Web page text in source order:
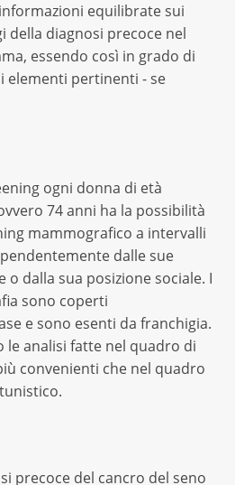
equilibrate sui
della diagnosi precoce nel
essendo così in grado di
elementi pertinenti - se
ogni donna di età
74 anni ha la possibilità
mammografico a intervalli
dalle sue
dalla sua posizione sociale. I
sono coperti
e sono esenti da franchigia.
le analisi fatte nel quadro di
convenienti che nel quadro
precoce del cancro del seno